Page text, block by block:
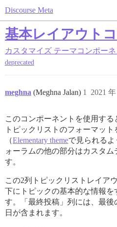
Discourse Meta
基本レイアウト
カスタマイズ テーマコンポーネ
deprecated
meghna (Meghna Jalan) 2021
1
このコンポーネントを使用す
トピックリストのフォーマット
（Elementary themeで見られる
ォーラムの他の部分はカスタ
す。
この2列トピックリストレイア
下にトピックの基本的な情報を
す。「最終投稿」列には、最
日が含まれます。